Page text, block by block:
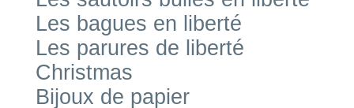
Les bagues en liberté
Les parures de liberté
Christmas
Bijoux de papier